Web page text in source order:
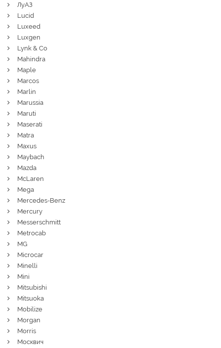
ЛуАЗ
Lucid
Luxeed
Luxgen
Lynk & Co
Mahindra
Maple
Marcos
Marlin
Marussia
Maruti
Maserati
Matra
Maxus
Maybach
Mazda
McLaren
Mega
Mercedes-Benz
Mercury
Messerschmitt
Metrocab
MG
Microcar
Minelli
Mini
Mitsubishi
Mitsuoka
Mobilize
Morgan
Morris
Москвич